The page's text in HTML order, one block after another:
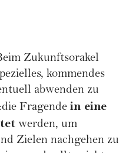
Zukunftsorakel
kommendes
abwenden zu
Fragende in eine
werden, um
Zielen nachgehen zu